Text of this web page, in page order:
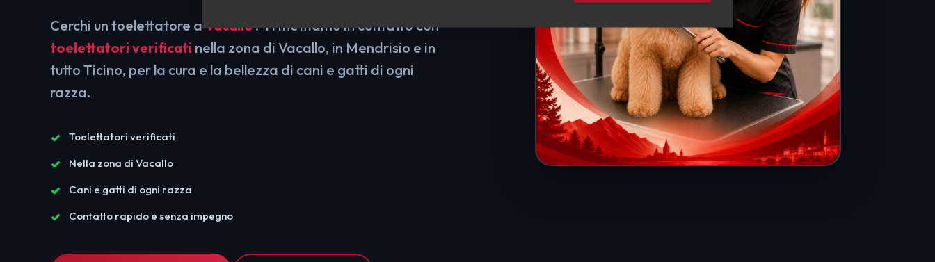
Cerchi un toelettatore aVacallo? Ti mettiamo in contatto con
toelettatori verificati nella zona di Vacallo, in Mendrisio e in
tutto Ticino, per la cura e la bellezza di cani e gatti di ogni
razza.
Toelettatori verificati
Nella zona di Vacallo
Cani e gatti di ogni razza
Contatto rapido e senza impegno